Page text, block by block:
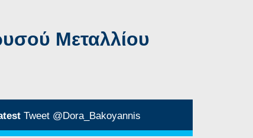
Μεταλλίου
Tweet @Dora_Bakoyannis